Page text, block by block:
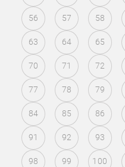
56 57 58
63 64 65
70 71 72
77 78 79
84 85 86
91 92 93
98 99 100